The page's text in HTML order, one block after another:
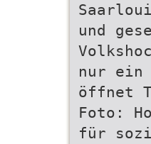
und
nur ein
öffnet
Foto:
für